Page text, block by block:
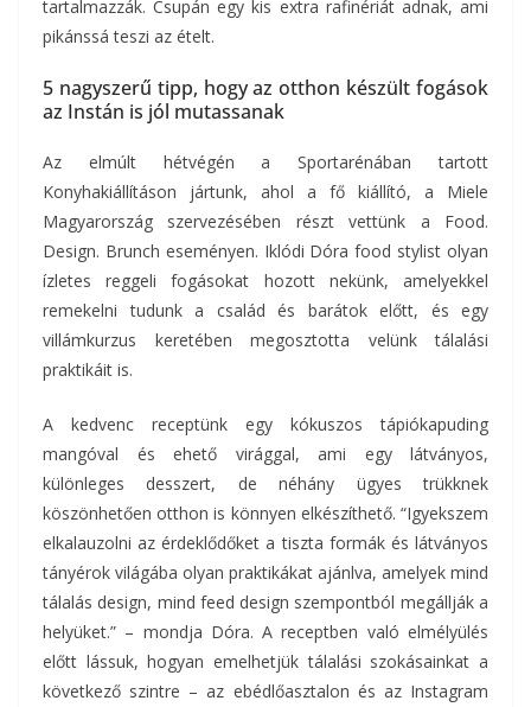
tartalmazzák. Csupán egy kis extra rafinériát adnak, ami
pikánssá teszi az ételt.
5 nagyszerű tipp, hogy az otthon készült fogások
az Instán is jól mutassanak
Az elmúlt hétvégén a Sportarénában tartott
Konyhakiállításon jártunk, ahol a fő kiállító, a Miele
Magyarország szervezésében részt vettünk a Food.
Design. Brunch eseményen. Iklódi Dóra food stylist olyan
ízletes reggeli fogásokat hozott nekünk, amelyekkel
remekelni tudunk a család és barátok előtt, és egy
villámkurzus keretében megosztotta velünk tálalási
praktikáit is.
A kedvenc receptünk egy kókuszos tápiókapuding
mangóval és ehető virággal, ami egy látványos,
különleges desszert, de néhány ügyes trükknek
köszönhetően otthon is könnyen elkészíthető. “Igyekszem
elkalauzolni az érdeklődőket a tiszta formák és látványos
tányérok világába olyan praktikákat ajánlva, amelyek mind
tálalás design, mind feed design szempontból megállják a
helyüket.” – mondja Dóra. A receptben való elmélyülés
előtt lássuk, hogyan emelhetjük tálalási szokásainkat a
következő szintre – az ebédlőasztalon és az Instagram